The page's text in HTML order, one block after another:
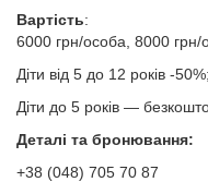
Вартість:
6000 грн/особа, 8000 грн/
Діти від 5 до 12 років -50%;
Діти до 5 років —
Деталі та бронювання:
+38 (048) 705 70 87